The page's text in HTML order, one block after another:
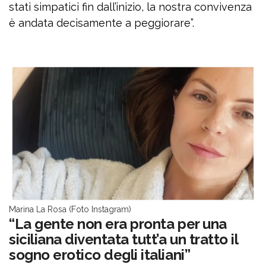
stati simpatici fin dall’inizio, la nostra convivenza
è andata decisamente a peggiorare”.
Marina La Rosa (Foto Instagram)
“La gente non era pronta per una
siciliana diventata tutt’a un tratto il
sogno erotico degli italiani”